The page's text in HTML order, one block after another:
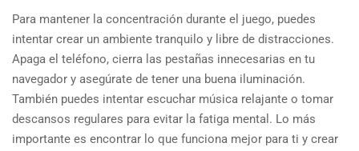
Para mantener la concentración durante el juego, puedes
intentar crear un ambiente tranquilo y libre de distracciones.
Apaga el teléfono, cierra las pestañas innecesarias en tu
navegador y asegúrate de tener una buena iluminación.
También puedes intentar escuchar música relajante o tomar
descansos regulares para evitar la fatiga mental. Lo más
importante es encontrar lo que funciona mejor para ti y crear